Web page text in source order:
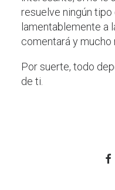
resuelve ningún
lamentablemente a
comentará y mucho
Por suerte, todo
de ti.